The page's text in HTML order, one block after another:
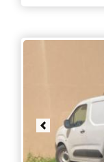
Previous